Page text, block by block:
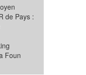
de Pays :
Foun